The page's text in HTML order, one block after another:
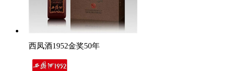
西凤酒1952金奖50年